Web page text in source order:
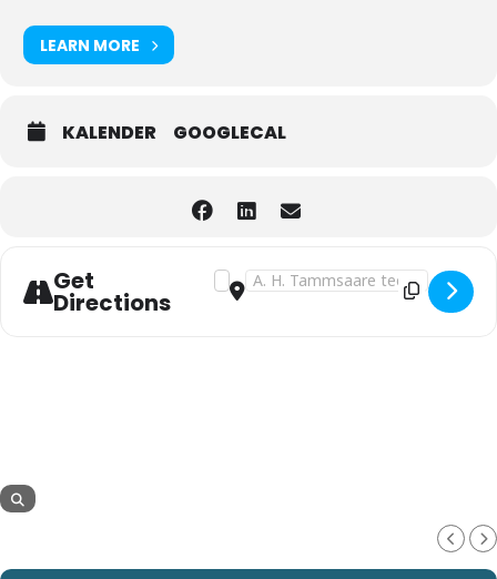
LEARN MORE
KALENDER GOOGLECAL
Get
Directions
Address - ICC AKADEEMIA
Destination Address - ICC